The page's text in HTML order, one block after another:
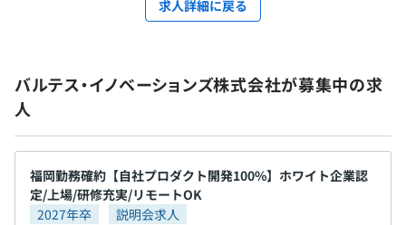
求人詳細に戻る
バルテス・イノベーションズ株式会社が募集中の求
人
福岡勤務確約【自社プロダクト開発100%】ホワイト企業認
定/上場/研修充実/リモートOK
2027年卒
説明会求人